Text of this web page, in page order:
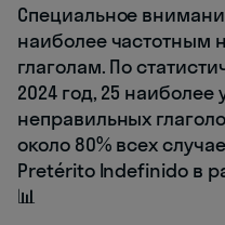
Специальное
наиболее частотным
глаголам. По
2024 год, 25
неправильных
около 80% всех
Pretérito Indefinido в
📊